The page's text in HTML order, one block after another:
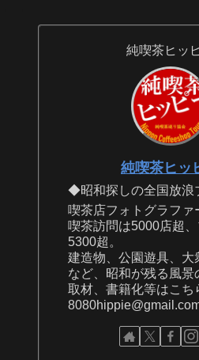
純喫茶ヒッ
純喫茶ヒッ
◆昭和探しの全国放
喫茶店フォトグラファ
喫茶訪問は5000店超
5300超。
建造物、公園遊具、大
など、昭和が残る風景
取材、書籍化等はこ